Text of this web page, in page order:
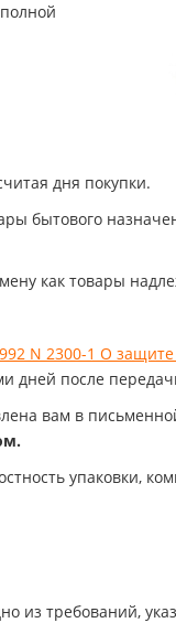
дня покупки.
бытового
как товары
N 2300-1 О
дней после
вам в
упаковки,
из требований,